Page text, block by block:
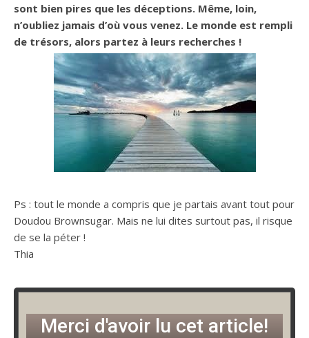
sont bien pires que les déceptions. Même, loin,
n’oubliez jamais d’où vous venez. Le monde est rempli
de trésors, alors partez à leurs recherches !
Ps : tout le monde a compris que je partais avant tout pour
Doudou Brownsugar. Mais ne lui dites surtout pas, il risque
de se la péter !
Thia
Merci d'avoir lu cet article!